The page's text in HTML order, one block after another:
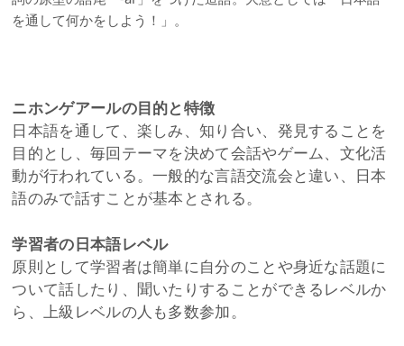
を通して何かをしよう！」。
ニホンゲアールの目的と特徴
日本語を通して、楽しみ、知り合い、発見することを
目的とし、毎回テーマを決めて会話やゲーム、文化活
動が行われている。一般的な言語交流会と違い、日本
語のみで話すことが基本とされる。
学習者の日本語レベル
原則として学習者は簡単に自分のことや身近な話題に
ついて話したり、聞いたりすることができるレベルか
ら、上級レベルの人も多数参加。